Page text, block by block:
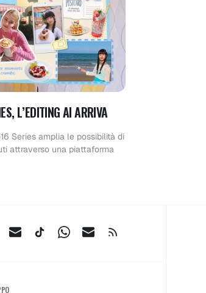
L’EDITING AI ARRIVA
Series amplia le possibilità di
attraverso una piattaforma